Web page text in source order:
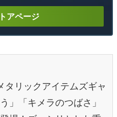
アページ
タリックアイテムズギャ
」「キメラのつばさ」